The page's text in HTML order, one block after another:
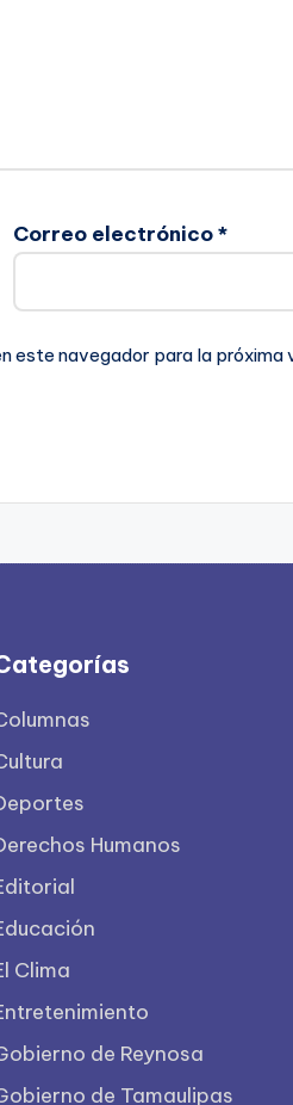
Correo electrónico*
este navegador para la próxima
Humanos
Clima
de Reynosa
de Tamaulipas